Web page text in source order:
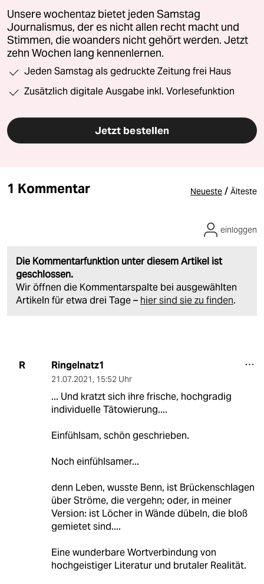
Unsere wochentaz bietet jeden Samstag
Journalismus, der es nicht allen recht macht und
Stimmen, die woanders nicht gehört werden. Jetzt
zehn Wochen lang kennenlernen.
Jeden Samstag als gedruckte Zeitung frei Haus
Zusätzlich digitale Ausgabe inkl. Vorlesefunktion
Jetzt bestellen
1 Kommentar Neueste / Älteste
Die Kommentarfunktion unter diesem Artikel ist
geschlossen.
Wir öffnen die Kommentarspalte bei ausgewählten
Artikeln für etwa drei Tage – hier sind sie zu finden.
einloggen
R Ringelnatz1
21.07.2021, 15:52 Uhr
... Und kratzt sich ihre frische, hochgradig
individuelle Tätowierung....
Einfühlsam, schön geschrieben.
Noch einfühlsamer...
denn Leben, wusste Benn, ist Brückenschlagen
über Ströme, die vergehn; oder, in meiner
Version: ist Löcher in Wände dübeln, die bloß
gemietet sind....
Eine wunderbare Wortverbindung von
hochgeistiger Literatur und brutaler Realität.